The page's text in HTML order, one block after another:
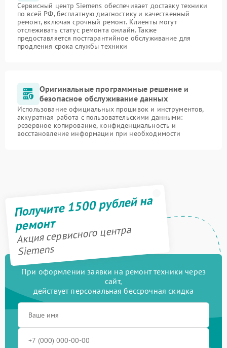
Сервисный центр Siemens обеспечивает доставку техники
по всей РФ, бесплатную диагностику и качественный
ремонт, включая срочный ремонт. Клиенты могут
отслеживать статус ремонта онлайн. Также
предоставляется постгарантийное обслуживание для
продления срока службы техники
Оригинальные программные решение и
безопасное обслуживание данных
Использование официальных прошивок и инструментов,
аккуратная работа с пользовательскими данными:
резервное копирование, конфиденциальность и
восстановление информации при необходимости
Получите 1500 рублей на
ремонт
Акция сервисного центра
Siemens
При оформлении заявки на ремонт техники через
сайт,
действует персональная бессрочная скидка